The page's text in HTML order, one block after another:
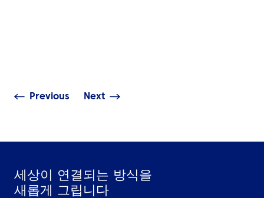
Previous Next
세상이 연결되는 방식을
새롭게 그립니다